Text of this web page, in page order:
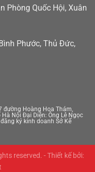
Phòng Quốc Hội, Xuân
Phước, Thủ Đức,
đường Hoàng Hoa Thám,
Hà Nội Đại Diện: Ông Lê Ngọc
ký kinh doanh Sở Kế
reserved. - Thiết kế bởi: